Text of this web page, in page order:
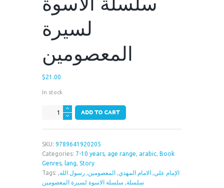
لسيرة
المعصومين
$21.00
In stock
سلسلة
لسيرة
quantity
ADD TO CART
SKU: 9789641920205
Categories: 7-10 years, age range, arabic, Book
Genres, lang, Story
Tags:
الإمام علي, الامام المهدي, المعصومين, رسول الله,
سلسلة, سلسلة الاسوة لسيرة المعصومين